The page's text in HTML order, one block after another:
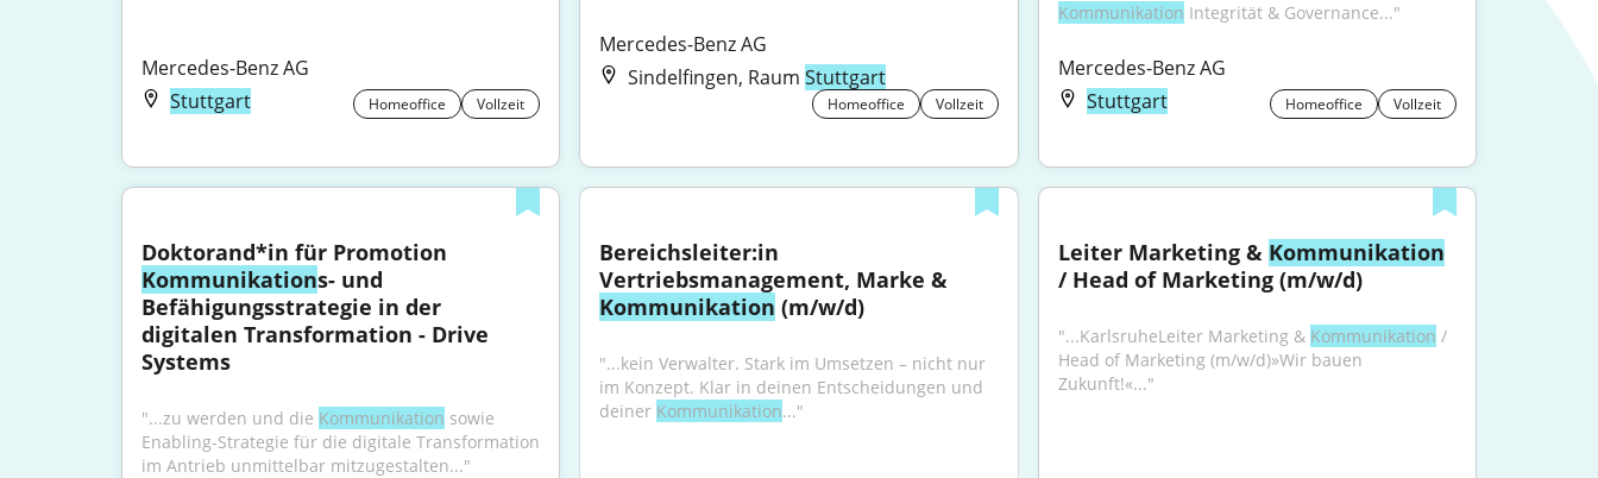
Mercedes-Benz AG
Stuttgart
Homeoffice Vollzeit
Mercedes-Benz AG
Sindelfingen, RaumStuttgart
Homeoffice Vollzeit
Kommunikation Integrität & Governance..."
Mercedes-Benz AG
Stuttgart
Homeoffice Vollzeit
Kommunikations- und
Befähigungsstrategie in der
digitalen Transformation - Drive
Systems
"...zu werden und die Kommunikation sowie
Enabling-Strategie für die digitale Transformation
im Antrieb unmittelbar mitzugestalten..."
Bereichsleiter:in
Kommunikation (m/w/d)
"...kein Verwalter. Stark im Umsetzen – nicht nur
im Konzept. Klar in deinen Entscheidungen und
deiner Kommunikation..."
Leiter Marketing & Kommunikation
/ Head of Marketing (m/w/d)
"...KarlsruheLeiter Marketing & Kommunikation /
Head of Marketing (m/w/d)»Wir bauen
Zukunft!«..."